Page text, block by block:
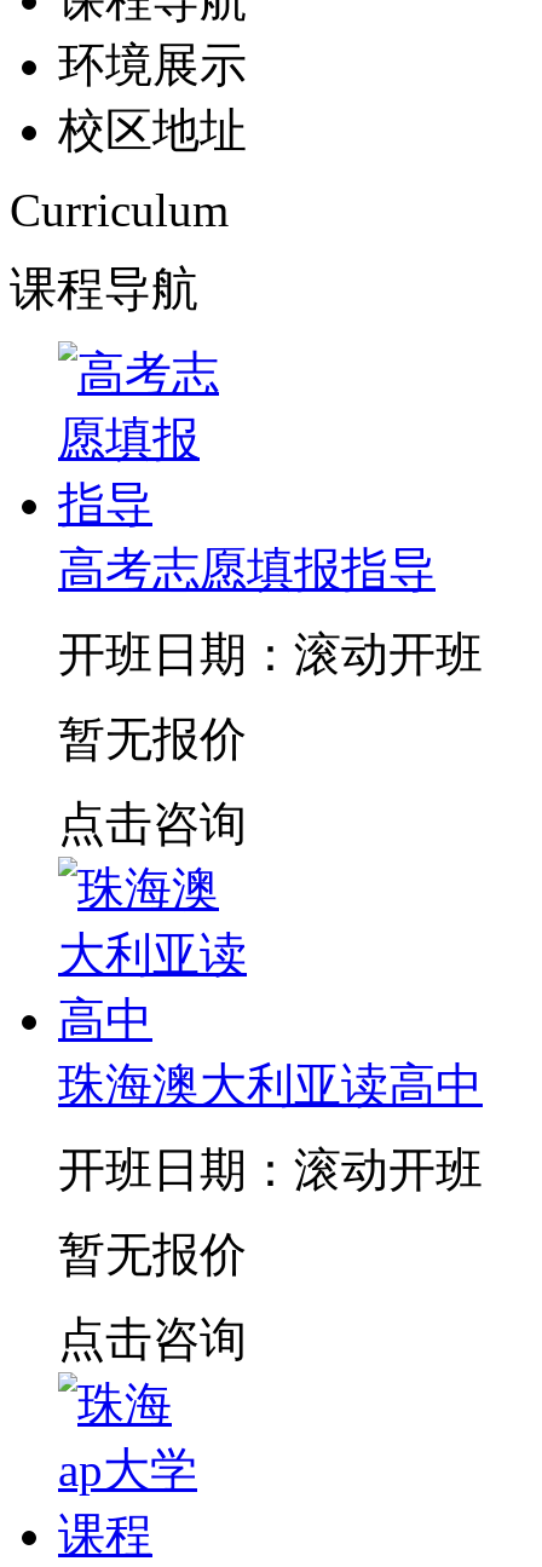
环境展示
校区地址
Curriculum
课程导航
高考志愿填报指导
开班日期：滚动开班
暂无报价
点击咨询
珠海澳大利亚读高中
开班日期：滚动开班
暂无报价
点击咨询